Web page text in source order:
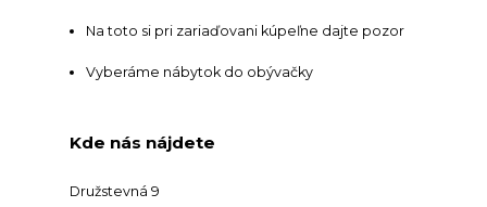
Na toto si pri zariaďovani kúpeľne dajte pozor
Vyberáme nábytok do obývačky
Kde nás nájdete
Družstevná 9